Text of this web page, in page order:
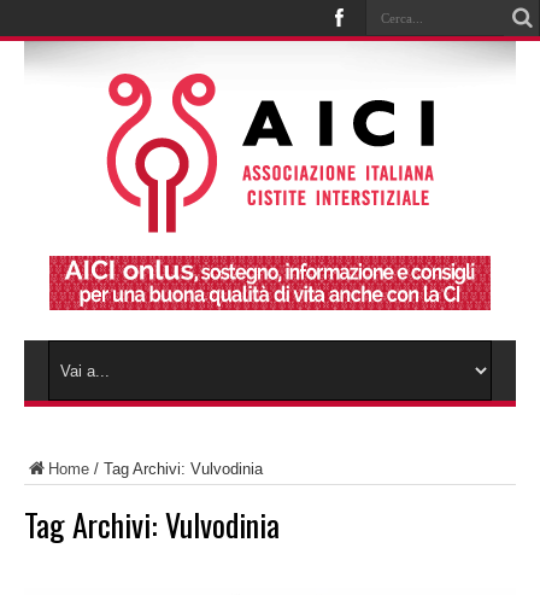
Home / Tag Archivi: Vulvodinia
Tag Archivi:Vulvodinia